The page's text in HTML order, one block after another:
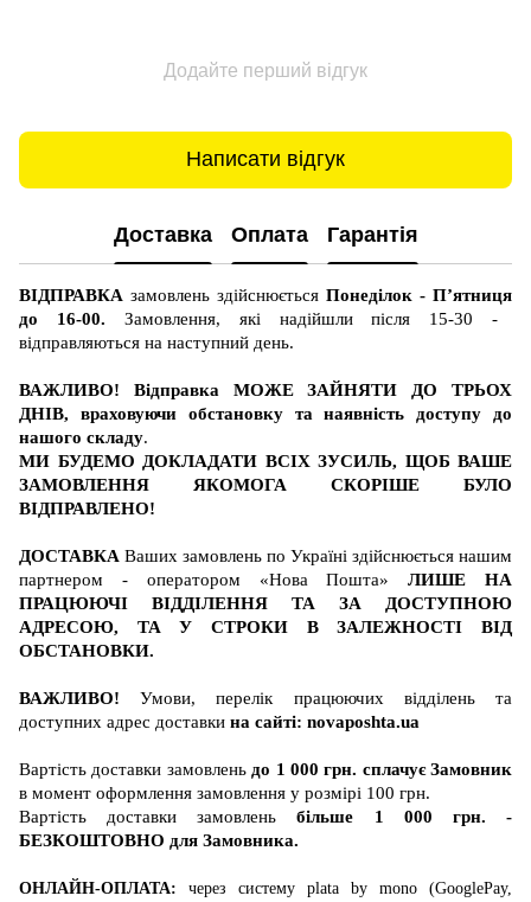
Додайте перший відгук
Написати відгук
Доставка Оплата Гарантія
ВІДПРАВКА замовлень здійснюється Понеділок - П’ятниця
до 16-00. Замовлення, які надійшли після 15-30 -
відправляються на наступний день.
ВАЖЛИВО! Відправка МОЖЕ ЗАЙНЯТИ ДО ТРЬОХ
ДНІВ, враховуючи обстановку та наявність доступу до
нашого складу.
МИ БУДЕМО ДОКЛАДАТИ ВСІХ ЗУСИЛЬ, ЩОБ ВАШЕ
ЗАМОВЛЕННЯ ЯКОМОГА СКОРІШЕ БУЛО
ВІДПРАВЛЕНО!
ДОСТАВКА Ваших замовлень по Україні здійснюється нашим
партнером - оператором «Нова Пошта»ЛИШЕ НА
ПРАЦЮЮЧІ ВІДДІЛЕННЯ ТА ЗА ДОСТУПНОЮ
АДРЕСОЮ, ТА У СТРОКИ В ЗАЛЕЖНОСТІ ВІД
ОБСТАНОВКИ.
ВАЖЛИВО! Умови, перелік працюючих відділень та
доступних адрес доставки на сайті: novaposhta.ua
Вартість доставки замовлень до 1 000 грн. сплачує Замовник
в момент оформлення замовлення у розмірі 100 грн.
Вартість доставкизамовленьбільше 1 000 грн. -
БЕЗКОШТОВНО для Замовника.
ОНЛАЙН-ОПЛАТА: через систему plata by mono (GooglePay,